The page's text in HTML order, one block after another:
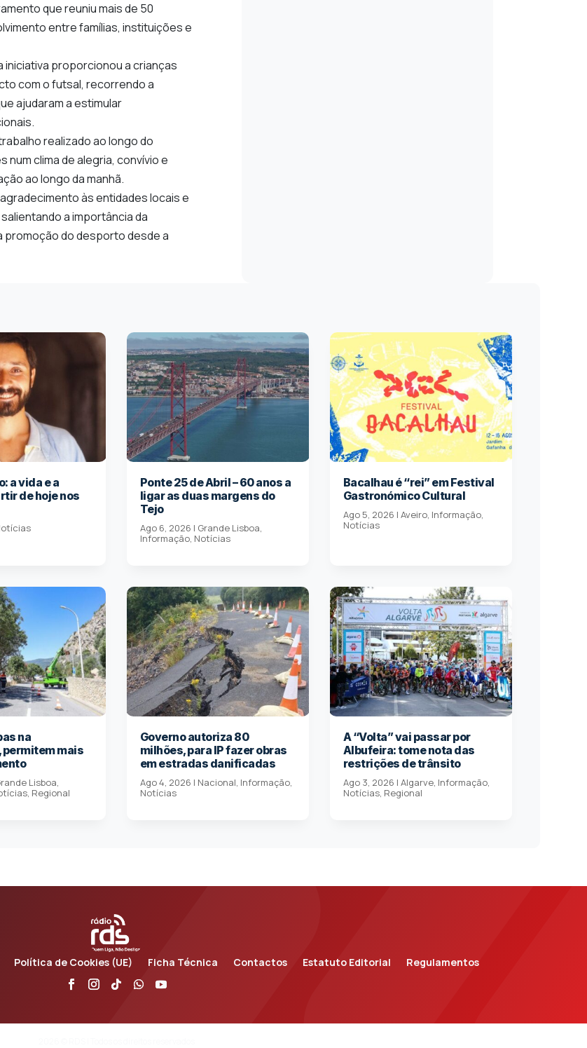
que reuniu mais de 50
entre famílias, instituições e
iniciativa proporcionou a crianças
com o futsal, recorrendo a
ajudaram a estimular
realizado ao longo do
clima de alegria, convívio e
ao longo da manhã.
às entidades locais e
a importância da
promoção do desporto desde a
a vida e a
de hoje nos
Ponte 25 de Abril – 60 anos a
ligar as duas margens do
Tejo
Ago 6, 2026 | Grande Lisboa,
Informação, Notícias
Bacalhau é “rei” em Festival
Gastronómico Cultural
Ago 5, 2026 | Aveiro, Informação,
Notícias
na
permitem mais
Lisboa,
, Regional
Governo autoriza 80
milhões, para IP fazer obras
em estradas danificadas
Ago 4, 2026 | Nacional, Informação,
Notícias
A “Volta” vai passar por
Albufeira: tome nota das
restrições de trânsito
Ago 3, 2026 | Algarve, Informação,
Notícias, Regional
Política de Cookies (UE) Ficha Técnica Contactos Estatuto Editorial Regulamentos